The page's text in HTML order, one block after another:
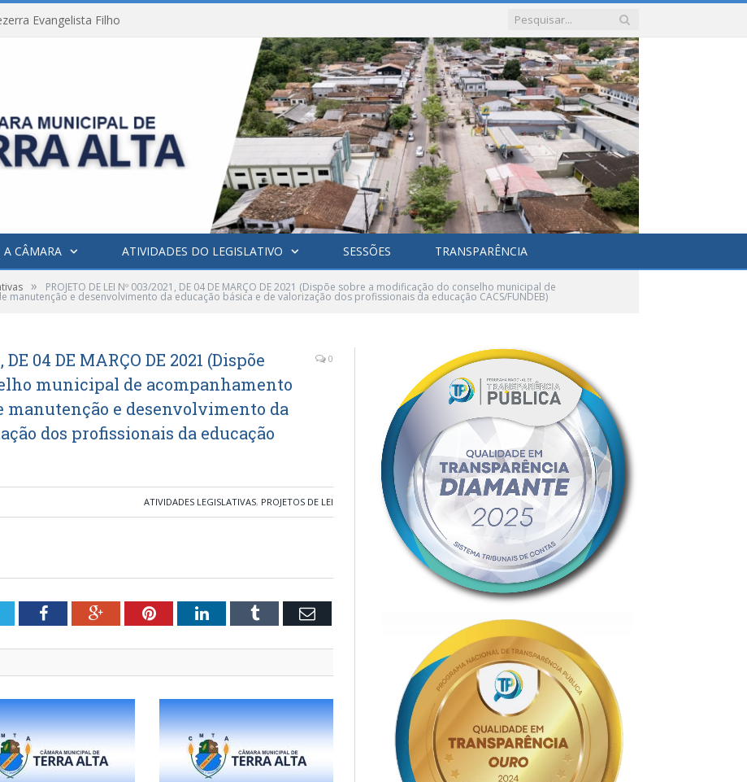
Evangelista Filho
A CÂMARA ATIVIDADES DO LEGISLATIVO SESSÕES TRANSPARÊNCIA
» PROJETO DE LEI Nº 003/2021, DE 04 DE MARÇO DE 2021 (Dispõe sobre a modificação do conselho municipal de
e desenvolvimento da educação básica e de valorização dos profissionais da educação CACS/FUNDEB)
04 DE MARÇO DE 2021 (Dispõe
municipal de acompanhamento
manutenção e desenvolvimento da
dos profissionais da educação
0
ATIVIDADES LEGISLATIVAS, PROJETOS DE LEI
FacebookGoogle+PinterestLinkedInTumblr Email